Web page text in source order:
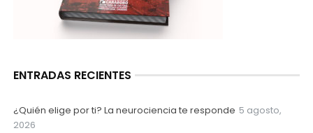
ENTRADAS RECIENTES
¿Quién elige por ti? La neurociencia te responde 5 agosto,
2026